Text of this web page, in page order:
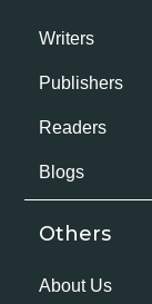
Writers
Publishers
Readers
Blogs
Others
About Us